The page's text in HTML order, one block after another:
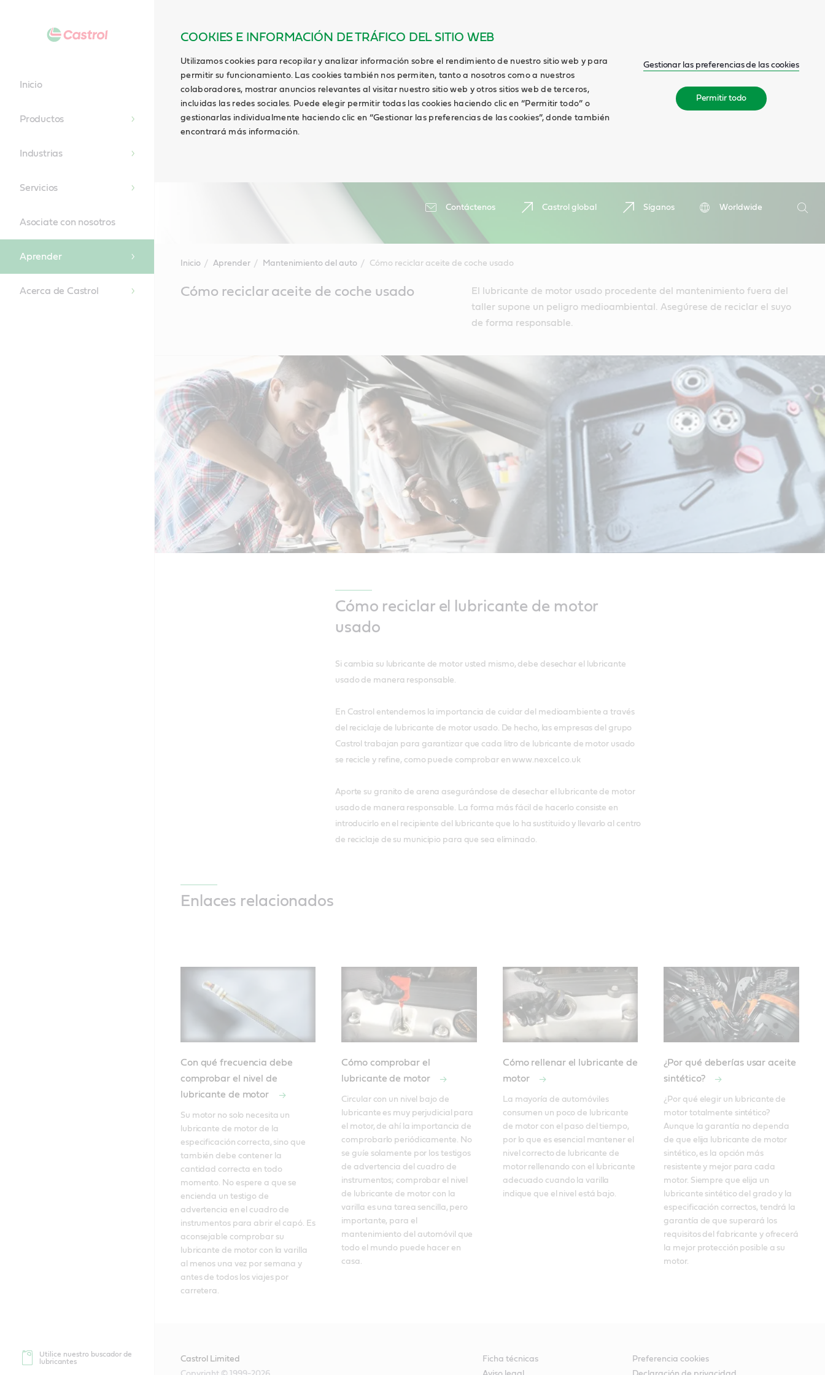
COOKIES E INFORMACIÓN DE TRÁFICO DEL SITIO WEB
Utilizamos cookies para recopilar y analizar información sobre el rendimiento de nuestro sitio web y para
permitir su funcionamiento. Las cookies también nos permiten, tanto a nosotros como a nuestros
colaboradores, mostrar anuncios relevantes al visitar nuestro sitio web y otros sitios web de terceros,
incluidas las redes sociales. Puede elegir permitir todas las cookies haciendo clic en “Permitir todo” o
gestionarlas individualmente haciendo clic en “Gestionar las preferencias de las cookies”, donde también
encontrará más información.
Gestionar las preferencias de las cookies
Permitir todo
Contáctenos Castrol global Síganos
Worldwide
Buscar
Inicio
Productos
Industrias
Servicios
Asociate con nosotros
Aprender
Acerca de Castrol
Utilice nuestro buscador de
lubricantes
Inicio Aprender Mantenimiento del auto Cómo reciclar aceite de coche usado
ContentCómo reciclar aceite de coche usado
El lubricante de motor usado procedente del mantenimiento fuera del
taller supone un peligro medioambiental. Asegúrese de reciclar el suyo
de forma responsable.
Cómo reciclar el lubricante de motor
usado
Si cambia su lubricante de motor usted mismo, debe desechar el lubricante
usado de manera responsable.
En Castrol entendemos la importancia de cuidar del medioambiente a través
del reciclaje de lubricante de motor usado. De hecho, las empresas del grupo
Castrol trabajan para garantizar que cada litro de lubricante de motor usado
se recicle y refine, como puede comprobar en www.nexcel.co.uk
Aporte su granito de arena asegurándose de desechar el lubricante de motor
usado de manera responsable. La forma más fácil de hacerlo consiste en
introducirlo en el recipiente del lubricante que lo ha sustituido y llevarlo al centro
de reciclaje de su municipio para que sea eliminado.
Enlaces relacionados
Con qué frecuencia debe
comprobar el nivel de
lubricante de motor
Su motor no solo necesita un
lubricante de motor de la
especificación correcta, sino que
también debe contener la
cantidad correcta en todo
momento. No espere a que se
encienda un testigo de
advertencia en el cuadro de
instrumentos para abrir el capó. Es
aconsejable comprobar su
lubricante de motor con la varilla
al menos una vez por semana y
antes de todos los viajes por
carretera.
Cómo comprobar el
lubricante de motor
Circular con un nivel bajo de
lubricante es muy perjudicial para
el motor, de ahí la importancia de
comprobarlo periódicamente. No
se guíe solamente por los testigos
de advertencia del cuadro de
instrumentos; comprobar el nivel
de lubricante de motor con la
varilla es una tarea sencilla, pero
importante, para el
mantenimiento del automóvil que
todo el mundo puede hacer en
casa.
Cómo rellenar el lubricante de
motor
La mayoría de automóviles
consumen un poco de lubricante
de motor con el paso del tiempo,
por lo que es esencial mantener el
nivel correcto de lubricante de
motor rellenando con el lubricante
adecuado cuando la varilla
indique que el nivel está bajo.
¿Por qué deberías usar aceite
sintético?
¿Por qué elegir un lubricante de
motor totalmente sintético?
Aunque la garantía no dependa
de que elija lubricante de motor
sintético, es la opción más
resistente y mejor para cada
motor. Siempre que elija un
lubricante sintético del grado y la
especificación correctos, tendrá la
garantía de que superará los
requisitos del fabricante y ofrecerá
la mejor protección posible a su
motor.
Castrol Limited
Ficha técnicas
Preferencia cookies